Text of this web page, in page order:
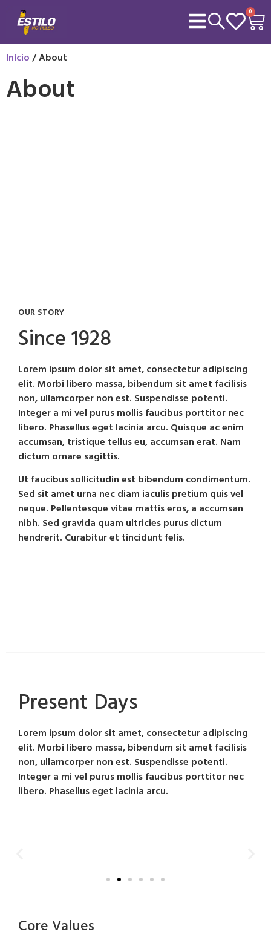
0
Início / About
About
OUR STORY
Since 1928
Lorem ipsum dolor sit amet, consectetur adipiscing
elit. Morbi libero massa, bibendum sit amet facilisis
non, ullamcorper non est. Suspendisse potenti.
Integer a mi vel purus mollis faucibus porttitor nec
libero. Phasellus eget lacinia arcu. Quisque ac enim
accumsan, tristique tellus eu, accumsan erat. Nam
dictum ornare sagittis.
Ut faucibus sollicitudin est bibendum condimentum.
Sed sit amet urna nec diam iaculis pretium quis vel
neque. Pellentesque vitae mattis eros, a accumsan
nibh. Sed gravida quam ultricies purus dictum
hendrerit. Curabitur et tincidunt felis.
Present Days
Lorem ipsum dolor sit amet, consectetur adipiscing
elit. Morbi libero massa, bibendum sit amet facilisis
non, ullamcorper non est. Suspendisse potenti.
Integer a mi vel purus mollis faucibus porttitor nec
libero. Phasellus eget lacinia arcu.
Core Values